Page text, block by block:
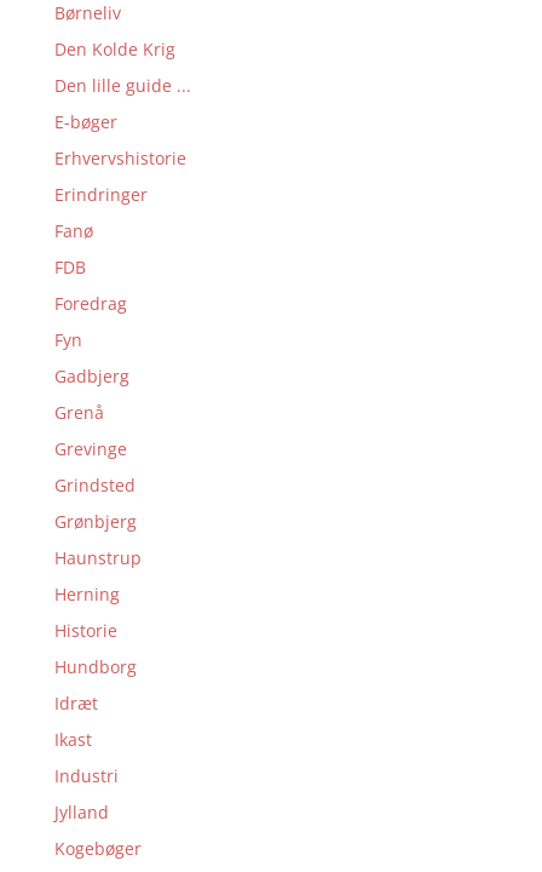
Børneliv
Den Kolde Krig
Den lille guide ...
E-bøger
Erhvervshistorie
Erindringer
Fanø
FDB
Foredrag
Fyn
Gadbjerg
Grenå
Grevinge
Grindsted
Grønbjerg
Haunstrup
Herning
Historie
Hundborg
Idræt
Ikast
Industri
Jylland
Kogebøger